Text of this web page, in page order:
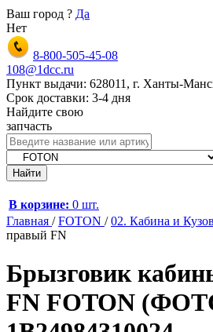
Ваш город ? Да
Нет
8-800-505-45-08
108@1dcc.ru
Пункт выдачи: 628011, г. Ханты-
Срок доставки: 3-4 дня
Найдите свою
запчасть
В корзине: 0 шт.
Главная /FOTON /02. Кабина и Кузов
правый FN
Брызговик
FN FOTON